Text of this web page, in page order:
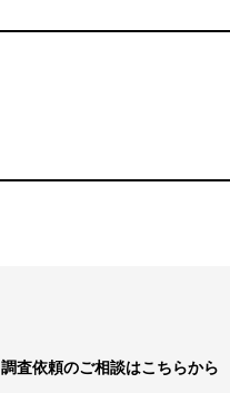
査依頼のご相談はこちらから